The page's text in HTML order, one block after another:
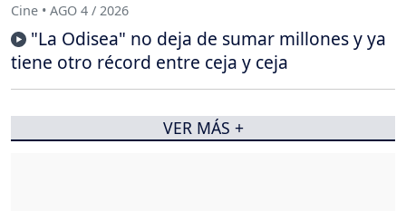
Cine • AGO 4 / 2026
"La Odisea" no deja de sumar millones y ya
tiene otro récord entre ceja y ceja
VER MÁS +